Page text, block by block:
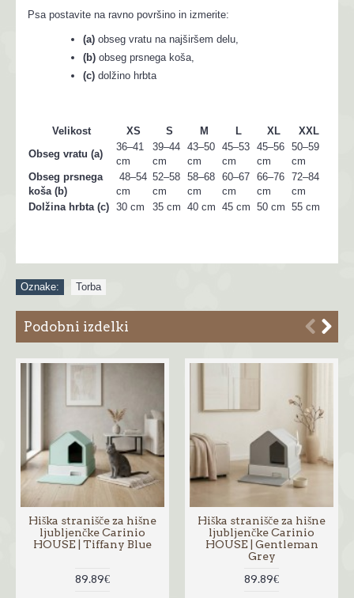
Psa postavite na ravno površino in izmerite:
(a) obseg vratu na najširšem delu,
(b) obseg prsnega koša,
(c) dolžino hrbta
Velikost XS S M L XL
XXL
Obseg vratu (a)
36–41
cm
39–44
cm
43–50
cm
45–53
cm
45–56
cm
50–59
cm
Obseg prsnega
koša (b)
48–54
cm
52–58
cm
58–68
cm
60–67
cm
66–76
cm
72–84
cm
Dolžina hrbta (c) 30 cm 35 cm 40 cm 45 cm 50 cm 55 cm
Oznake: Torba
Podobni izdelki
Hiška stranišče za hišne
ljubljenčke Carinio
HOUSE | Tiffany Blue
89.89€
Hiška stranišče za hišne
ljubljenčke Carinio
HOUSE | Gentleman
Grey
89.89€